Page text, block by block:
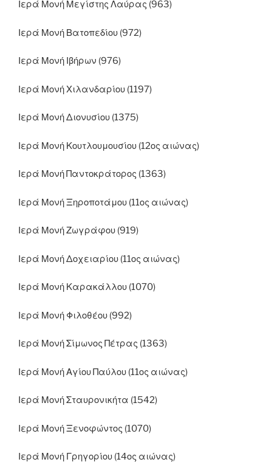
Ιερά Μονή Μεγίστης Λαύρας (963)
Ιερά Μονή Βατοπεδίου (972)
Ιερά Μονή Ιβήρων (976)
Ιερά Μονή Χιλανδαρίου (1197)
Ιερά Μονή Διονυσίου (1375)
Ιερά Μονή Κουτλουμουσίου (12ος αιώνας)
Ιερά Μονή Παντοκράτορος (1363)
Ιερά Μονή Ξηροποτάμου (11ος αιώνας)
Ιερά Μονή Ζωγράφου (919)
Ιερά Μονή Δοχειαρίου (11ος αιώνας)
Ιερά Μονή Καρακάλλου (1070)
Ιερά Μονή Φιλοθέου (992)
Ιερά Μονή Σίμωνος Πέτρας (1363)
Ιερά Μονή Αγίου Παύλου (11ος αιώνας)
Ιερά Μονή Σταυρονικήτα (1542)
Ιερά Μονή Ξενοφώντος (1070)
Ιερά Μονή Γρηγορίου (14ος αιώνας)